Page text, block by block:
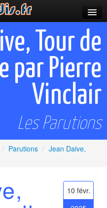
Tour de
par Pierre
Vinclair
Les Parutions
/ Parutions / Jean Daive,
10 févr.